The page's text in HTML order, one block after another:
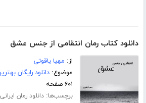
دانلود کتاب رمان انتقامی از جنس عشق
از: مهیا یاقوتی
موضوع:دانلود رایگان
۶۰۱ صفحه
برچسب‌ها:دانلود رمان ایرانی